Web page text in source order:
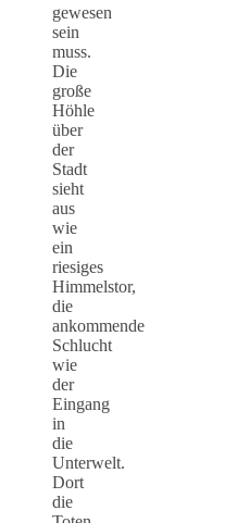
gewesen
sein
muss.
Die
große
Höhle
über
der
Stadt
sieht
aus
wie
ein
riesiges
Himmelstor,
die
ankommende
Schlucht
wie
der
Eingang
in
die
Unterwelt.
Dort
die